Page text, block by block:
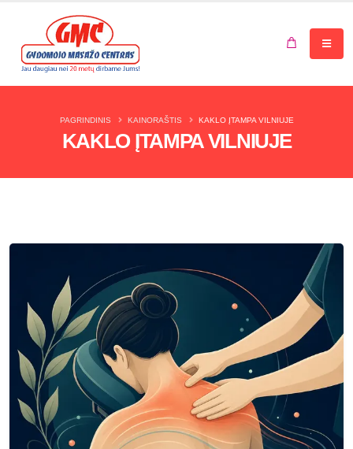
Jūsų krepšelis tuščias.
KAKLO ĮTAMPA VILNIUJE
PAGRINDINIS KAINORAŠTIS KAKLO ĮTAMPA VILNIUJE